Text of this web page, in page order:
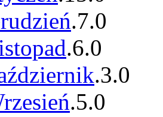
.7.0
.6.0
.3.0
.5.0